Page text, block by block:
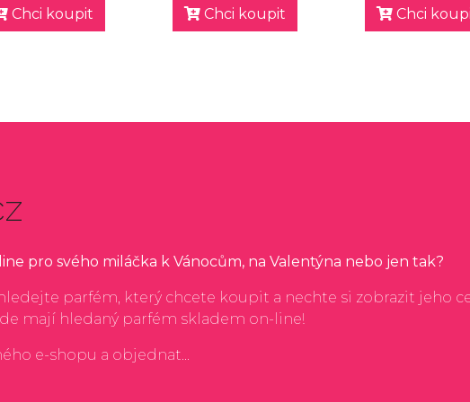
Chci koupit Chci koupit Chci
pro svého miláčka k Vánocům, na Valentýna nebo jen tak?
parfém, který chcete koupit a nechte si zobrazit jeho
mají hledaný parfém skladem on-line!
e-shopu a objednat...